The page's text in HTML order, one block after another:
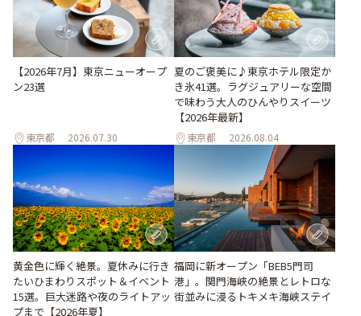
【2026年7月】東京ニューオープ
ン23選
東京都 2026.07.30
夏のご褒美に♪東京ホテル限定か
き氷41選。ラグジュアリーな空間
で味わう大人のひんやりスイーツ
【2026年最新】
東京都 2026.08.04
黄金色に輝く絶景。夏休みに行き
たいひまわりスポット＆イベント
15選。巨大迷路や夜のライトアッ
プまで【2026年夏】
福岡に新オープン「BEB5門司
港」。関門海峡の絶景とレトロな
街並みに浸るトキメキ海峡ステイ